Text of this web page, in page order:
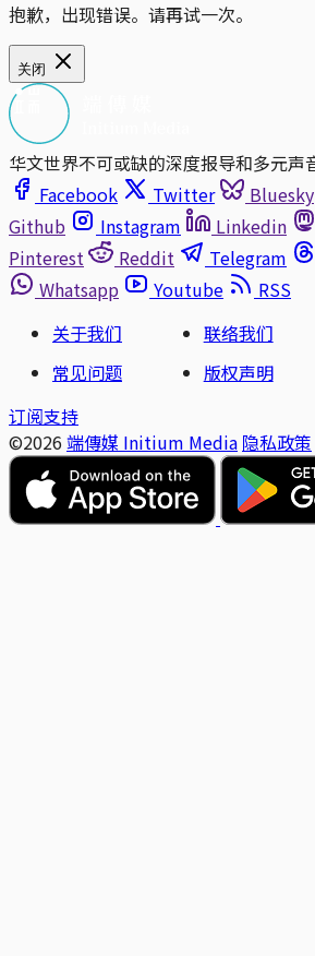
抱歉，出现错误。请再试一次。
关闭
华文世界不可或缺的深度报导和多元声
Facebook
Twitter Bluesky
Github
Instagram Linkedin
Pinterest
Reddit Telegram
Whatsapp
Youtube
RSS
关于我们
联络我们
常见问题
版权声明
订阅支持
©2026 端傳媒 Initium Media 隐私政策